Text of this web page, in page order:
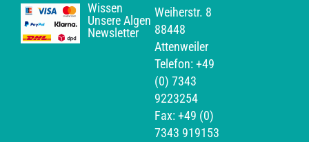
Wissen
Unsere Algen
Newsletter
Weiherstr. 8
88448
Attenweiler
Telefon: +49
(0) 7343
9223254
Fax: +49 (0)
7343 919153